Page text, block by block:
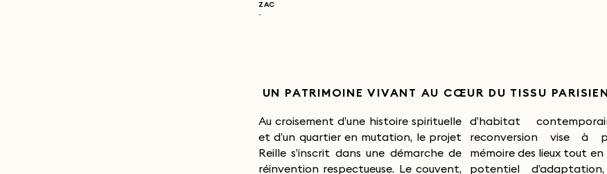
ZAC
-
UN PATRIMOINE VIVANT AU CŒUR DU TISSU PARISIEN
Au croisement d’une histoire spirituelle
et d’un quartier en mutation, le projet
Reille s’inscrit dans une démarche de
réinvention respectueuse. Le couvent,
d’habitat contemporaines. Cette
reconversion vise à préserver la
mémoire des lieux tout en révélant leur
potentiel d’adaptation, dans une